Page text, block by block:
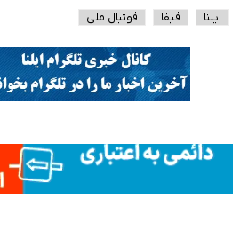
ایلنا فیفا فوتبال ملی